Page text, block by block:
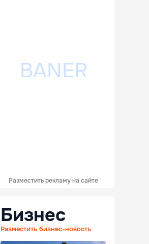
Разместить рекламу на сайте
Бизнес
Разместить бизнес-новость